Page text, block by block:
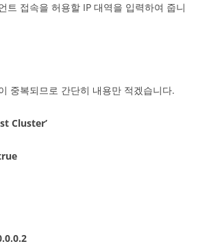
트 접속을 허용할 IP 대역을 입력하여 줍니
중복되므로 간단히 내용만 적겠습니다.
Cluster’